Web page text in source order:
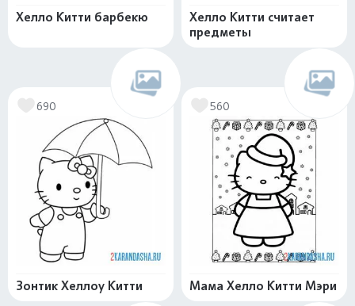
Хелло Китти барбекю
Хелло Китти считает
предметы
690
Зонтик Хеллоу Китти
560
Мама Хелло Китти Мэри